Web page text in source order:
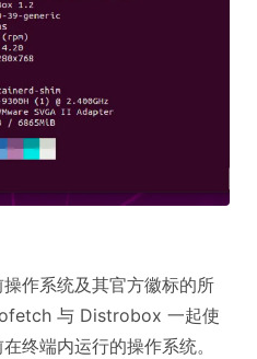
作系统及其官方徽标的所
与 Distrobox 一起使
终端内运行的操作系统。